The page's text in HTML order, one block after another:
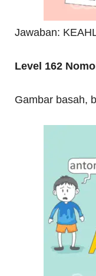
Jawaban:
Level 162
Gambar basah,